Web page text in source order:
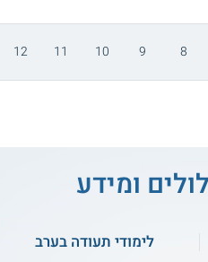
8
9
10
11
12
ומידע
לימודי תעודה בערב